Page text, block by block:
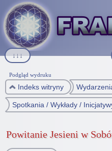
↓↓↓
Podgląd wydruku
Indeks witryny
Spotkania / Wykłady /
Powitanie Jesieni w